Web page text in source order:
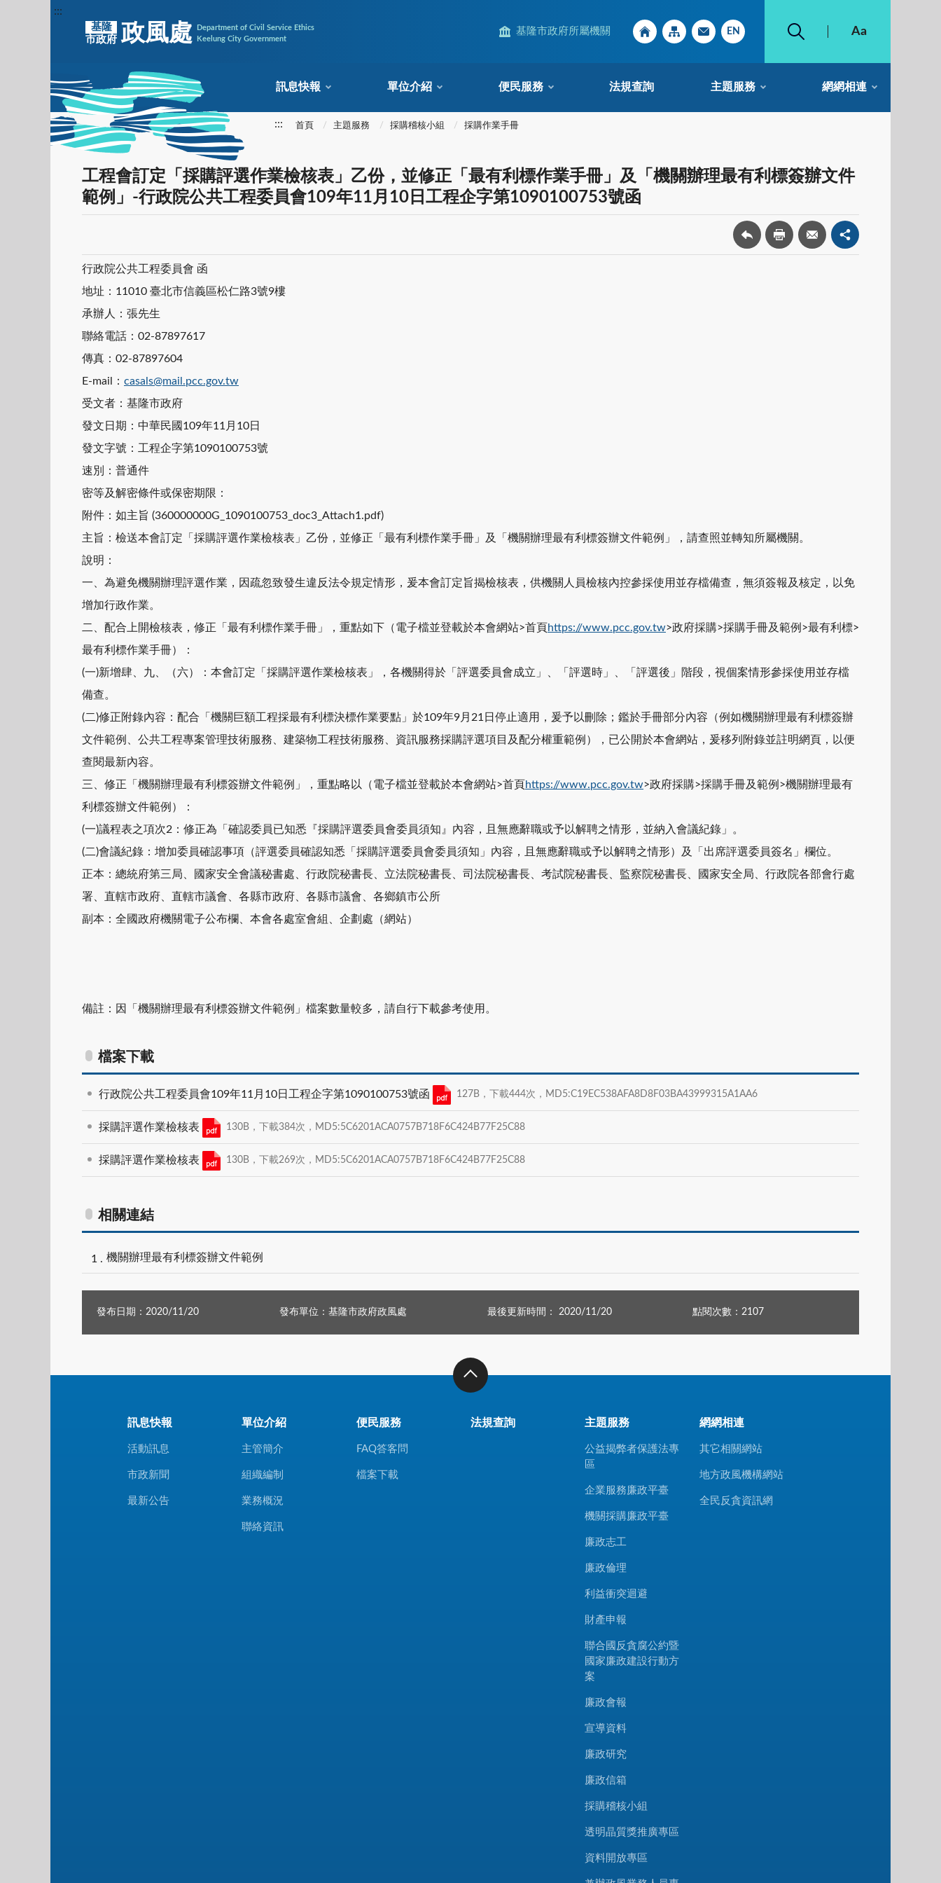
:::
基隆
市政府 政風處
Department of Civil Service Ethics
Keelung City Government
基隆市政府所屬機關
訊息快報 單位介紹 便民服務 法規查詢 主題服務 網網相連
::: 首頁 主題服務 採購稽核小組 採購作業手冊
工程會訂定「採購評選作業檢核表」乙份，並修正「最有利標作業手冊」及「機關辦理最有利標簽辦文件
範例」-行政院公共工程委員會109年11月10日工程企字第1090100753號函
行政院公共工程委員會 函
地址：11010 臺北市信義區松仁路3號9樓
承辦人：張先生
聯絡電話：02-87897617
傳真：02-87897604
E-mail： casals@mail.pcc.gov.tw
受文者：基隆市政府
發文日期：中華民國109年11月10日
發文字號：工程企字第1090100753號
速別：普通件
密等及解密條件或保密期限：
附件：如主旨 (360000000G_1090100753_doc3_Attach1.pdf)
主旨：檢送本會訂定「採購評選作業檢核表」乙份，並修正「最有利標作業手冊」及「機關辦理最有利標簽辦文件範例」，請查照並轉知所屬機關。
說明：
一、為避免機關辦理評選作業，因疏忽致發生違反法令規定情形，爰本會訂定旨揭檢核表，供機關人員檢核內控參採使用並存檔備查，無須簽報及核定，以免
增加行政作業。
二、配合上開檢核表，修正「最有利標作業手冊」，重點如下（電子檔並登載於本會網站>首頁https://www.pcc.gov.tw>政府採購>採購手冊及範例>最有利標>
最有利標作業手冊）：
(一)新增肆、九、（六）：本會訂定「採購評選作業檢核表」，各機關得於「評選委員會成立」、「評選時」、「評選後」階段，視個案情形參採使用並存檔
備查。
(二)修正附錄內容：配合「機關巨額工程採最有利標決標作業要點」於109年9月21日停止適用，爰予以刪除；鑑於手冊部分內容（例如機關辦理最有利標簽辦
文件範例、公共工程專案管理技術服務、建築物工程技術服務、資訊服務採購評選項目及配分權重範例），已公開於本會網站，爰移列附錄並註明網頁，以便
查閱最新內容。
三、修正「機關辦理最有利標簽辦文件範例」，重點略以（電子檔並登載於本會網站>首頁https://www.pcc.gov.tw>政府採購>採購手冊及範例>機關辦理最有
利標簽辦文件範例）：
(一)議程表之項次2：修正為「確認委員已知悉『採購評選委員會委員須知』內容，且無應辭職或予以解聘之情形，並納入會議紀錄」。
(二)會議紀錄：增加委員確認事項（評選委員確認知悉「採購評選委員會委員須知」內容，且無應辭職或予以解聘之情形）及「出席評選委員簽名」欄位。
正本：總統府第三局、國家安全會議秘書處、行政院秘書長、立法院秘書長、司法院秘書長、考試院秘書長、監察院秘書長、國家安全局、行政院各部會行處
署、直轄市政府、直轄市議會、各縣市政府、各縣市議會、各鄉鎮市公所
副本：全國政府機關電子公布欄、本會各處室會組、企劃處（網站）
備註：因「機關辦理最有利標簽辦文件範例」檔案數量較多，請自行下載參考使用。
檔案下載
行政院公共工程委員會109年11月10日工程企字第1090100753號函 127B，下載444次，MD5:C19EC538AFA8D8F03BA43999315A1AA6
採購評選作業檢核表 130B，下載384次，MD5:5C6201ACA0757B718F6C424B77F25C88
採購評選作業檢核表 130B，下載269次，MD5:5C6201ACA0757B718F6C424B77F25C88
相關連結
機關辦理最有利標簽辦文件範例
發布日期：2020/11/20 發布單位：基隆市政府政風處 最後更新時間： 2020/11/20 點閱次數：2107
訊息快報
活動訊息
市政新聞
最新公告
單位介紹
主管簡介
組織編制
業務概況
聯絡資訊
便民服務
FAQ答客問
檔案下載
法規查詢 主題服務
公益揭弊者保護法專
區
企業服務廉政平臺
機關採購廉政平臺
廉政志工
廉政倫理
利益衝突迴避
財產申報
聯合國反貪腐公約暨
國家廉政建設行動方
案
廉政會報
宣導資料
廉政研究
廉政信箱
採購稽核小組
透明晶質獎推廣專區
資料開放專區
網網相連
其它相關網站
地方政風機構網站
全民反貪資訊網